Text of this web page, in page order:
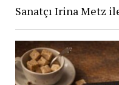
Sanatçı Irina Metz